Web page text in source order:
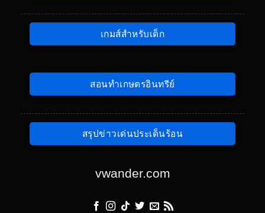
เกมส์สำหรับเด็ก
สอนทำเกษตรอินทรีย์
สรุปข่าวเด่นประเด็นร้อน
vwander.com